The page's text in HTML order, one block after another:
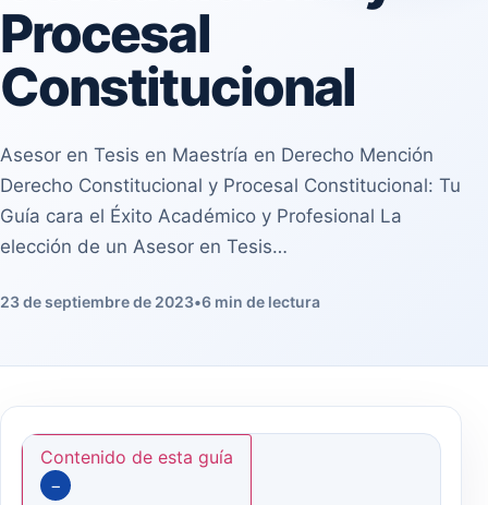
Procesal
Constitucional
Asesor en Tesis en Maestría en Derecho Mención
Derecho Constitucional y Procesal Constitucional: Tu
Guía cara el Éxito Académico y Profesional La
elección de un Asesor en Tesis…
23 de septiembre de 2023•6 min de lectura
Contenido de esta guía
−